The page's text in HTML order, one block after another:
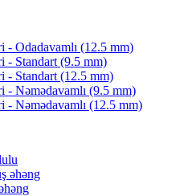
Odadavamlı (12.5 mm)
- Standart (9.5 mm)
- Standart (12.5 mm)
Nəmədavamlı (9.5 mm)
Nəmədavamlı (12.5 mm)
əhəng